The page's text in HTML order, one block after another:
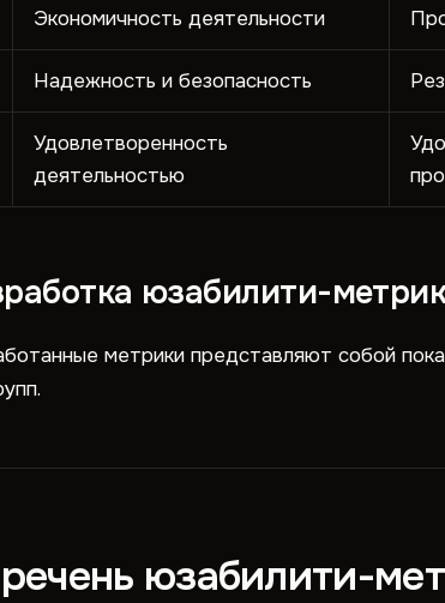
Экономичность деятельности
Надежность и безопасность
Удовлетворенность
деятельностью
юзабилити-
метрики представляют собой
юзабилити-